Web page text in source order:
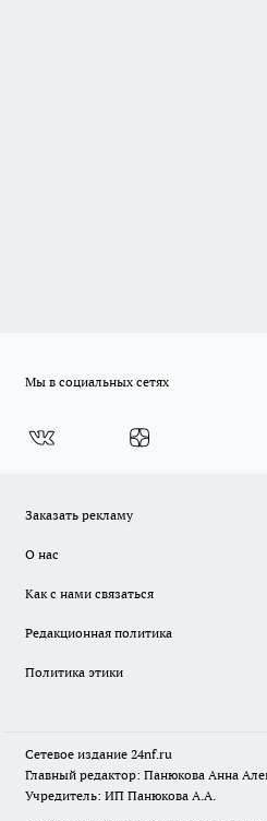
Мы в социальных сетях
Заказать рекламу
О нас
Как с нами связаться
Редакционная политика
Политика этики
Сетевое издание 24nf.ru
Главный редактор: Панюкова Анна
Учредитель: ИП Панюкова А.А.